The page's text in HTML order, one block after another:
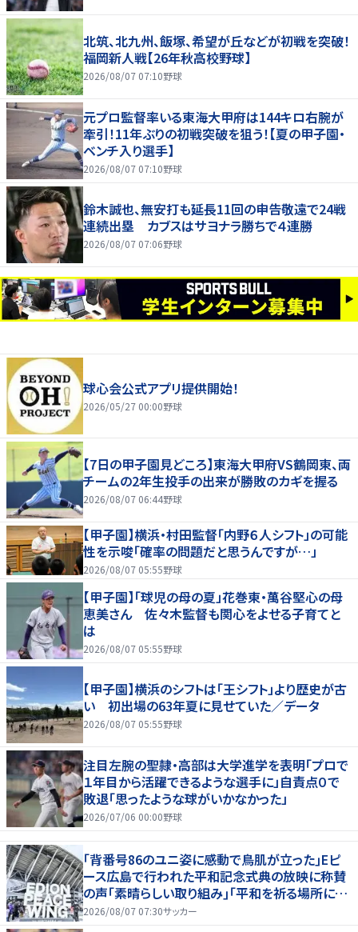
北筑、北九州、飯塚、希望が丘などが初戦を突破！
福岡新人戦【26年秋高校野球】
2026/08/07 07:10野球
元プロ監督率いる東海大甲府は144キロ右腕が
牽引！11年ぶりの初戦突破を狙う！【夏の甲子園・
ベンチ入り選手】
2026/08/07 07:10野球
鈴木誠也、無安打も延長11回の申告敬遠で24戦
連続出塁 カブスはサヨナラ勝ちで４連勝
2026/08/07 07:06野球
球心会公式アプリ提供開始！
2026/05/27 00:00野球
【7日の甲子園見どころ】東海大甲府VS鶴岡東、両
チームの2年生投手の出来が勝敗のカギを握る
2026/08/07 06:44野球
【甲子園】横浜・村田監督「内野６人シフト」の可能
性を示唆「確率の問題だと思うんですが…」
2026/08/07 05:55野球
【甲子園】「球児の母の夏」花巻東・萬谷堅心の母
恵美さん 佐々木監督も関心をよせる子育てと
は
2026/08/07 05:55野球
【甲子園】横浜のシフトは「王シフト」より歴史が古
い 初出場の63年夏に見せていた／データ
2026/08/07 05:55野球
注目左腕の聖隷・高部は大学進学を表明「プロで
１年目から活躍できるような選手に」自責点０で
敗退「思ったような球がいかなかった」
2026/07/06 00:00野球
｢背番号86のユニ姿に感動で鳥肌が立った｣Eピ
ース広島で行われた平和記念式典の放映に称賛
の声｢素晴らしい取り組み｣｢平和を祈る場所に相
応しい｣
2026/08/07 07:30サッカー